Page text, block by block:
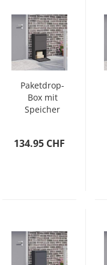
Paketdrop-
Box mit
Speicher
82 cm
134.95 CHF